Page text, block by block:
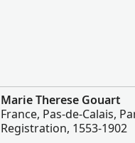
Marie Therese Gouart
France, Pas-de-Calais,
Registration, 1553-1902